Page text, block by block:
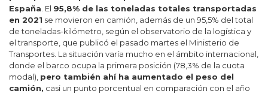
España . El 95,8% de las toneladas totales transportadas
en 2021 se movieron en camión, además de un 95,5% del total
de toneladas-kilómetro, según el observatorio de la logística y
el transporte , que publicó el pasado martes el Ministerio de
Transportes . La situación varía mucho en el ámbito internacional,
donde el barco ocupa la primera posición (78,3% de la cuota
modal), pero también ahí ha aumentado el peso del
camión, casi un punto porcentual en comparación con el año